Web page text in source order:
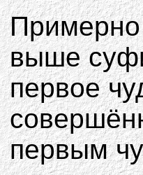
Примерно
выше
первое
первым